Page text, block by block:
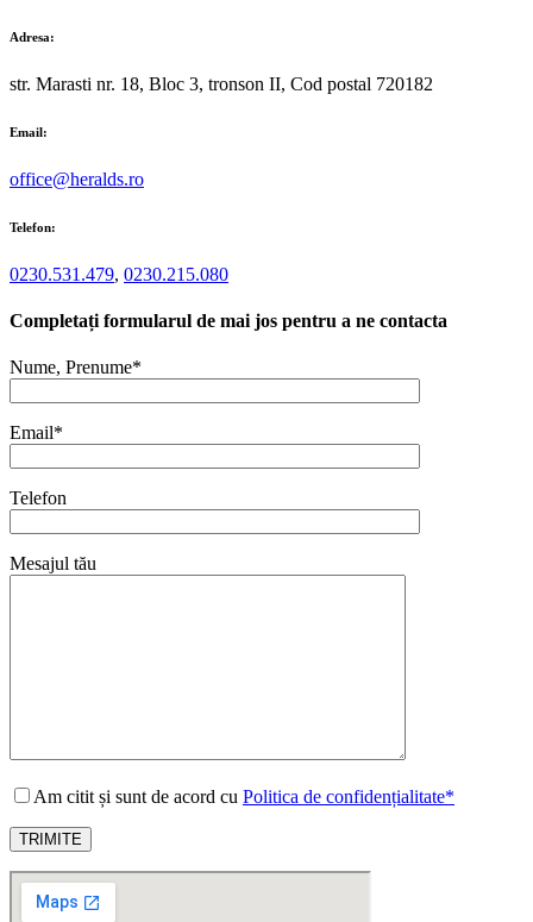
Adresa:
str. Marasti nr. 18, Bloc 3, tronson II, Cod postal 720182
Email:
office@heralds.ro
Telefon:
0230.531.479, 0230.215.080
Completați formularul de mai jos pentru a ne contacta
Nume, Prenume*
Email*
Telefon
Mesajul tău
Am citit și sunt de acord cu Politica de confidențialitate*